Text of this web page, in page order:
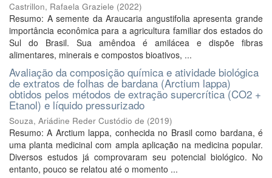
Castrillon, Rafaela Graziele (2022)
Resumo: A semente da Araucaria angustifolia apresenta grande
importância econômica para a agricultura familiar dos estados do
Sul do Brasil. Sua amêndoa é amilácea e dispõe fibras
alimentares, minerais e compostos bioativos, ...
Avaliação da composição química e atividade biológica
de extratos de folhas de bardana (Arctium lappa)
obtidos pelos métodos de extração supercrítica (CO2 +
Etanol) e líquido pressurizado
Souza, Ariádine Reder Custódio de (2019)
Resumo: A Arctium lappa, conhecida no Brasil como bardana, é
uma planta medicinal com ampla aplicação na medicina popular.
Diversos estudos já comprovaram seu potencial biológico. No
entanto, pouco se relatou até o momento ...